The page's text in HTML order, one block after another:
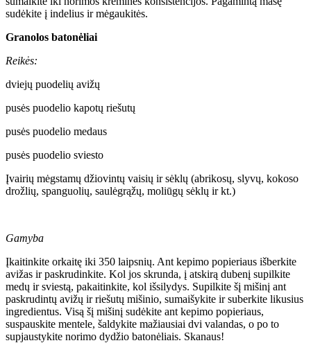
sudėkite į indelius ir mėgaukitės.
Granolos batonėliai
Reikės:
dviejų puodelių avižų
pusės puodelio kapotų riešutų
pusės puodelio medaus
pusės puodelio sviesto
Įvairių mėgstamų džiovintų vaisių ir sėklų (abrikosų, slyvų, kokoso
drožlių, spanguolių, saulėgrąžų, moliūgų sėklų ir kt.)
Gamyba
Įkaitinkite orkaitę iki 350 laipsnių. Ant kepimo popieriaus išberkite
avižas ir paskrudinkite. Kol jos skrunda, į atskirą dubenį supilkite
medų ir sviestą, pakaitinkite, kol išsilydys. Supilkite šį mišinį ant
paskrudintų avižų ir riešutų mišinio, sumaišykite ir suberkite likusius
ingredientus. Visą šį mišinį sudėkite ant kepimo popieriaus,
suspauskite mentele, šaldykite mažiausiai dvi valandas, o po to
supjaustykite norimo dydžio batonėliais. Skanaus!